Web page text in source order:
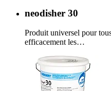
neodisher 30
Produit universel pour
efficacement les…